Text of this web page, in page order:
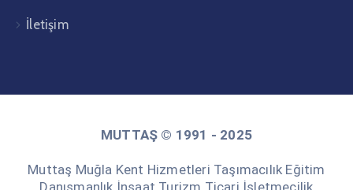
İletişim
MUTTAŞ © 1991 - 2025
Muttaş Muğla Kent Hizmetleri Taşımacılık Eğitim
Danışmanlık İnşaat Turizm Ticari İşletmecilik